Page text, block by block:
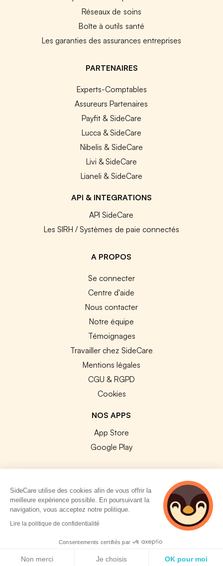
Réseaux de soins
Boîte à outils santé
Les garanties des assurances entreprises
PARTENAIRES
Experts-Comptables
Assureurs Partenaires
Payfit & SideCare
Lucca & SideCare
Nibelis & SideCare
Livi & SideCare
Lianeli & SideCare
API & INTEGRATIONS
API SideCare
Les SIRH / Systèmes de paie connectés
A PROPOS
Se connecter
Centre d'aide
Nous contacter
Notre équipe
Témoignages
Travailler chez SideCare
Mentions légales
CGU & RGPD
Cookies
NOS APPS
App Store
Google Play
© 2026 SideCare. Tous droits réservés.
SideCare utilise des cookies afin de vous offrir la
meilleure expérience possible. En poursuivant la
navigation, vous acceptez notre politique.
Lire la politique de confidentialité
Consentements certifiés par
Non merci Je choisis OK pour moi
3 personnes
consultent
actuellement cette